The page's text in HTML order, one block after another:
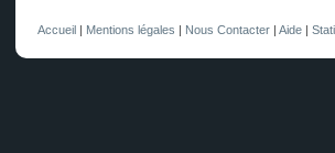
Accueil | Mentions légales | Nous Contacter | Aide |